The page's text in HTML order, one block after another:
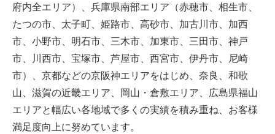
府内全エリア）、兵庫県南部エリア（赤穂市、相生市、
たつの市、太子町、姫路市、高砂市、加古川市、加西
市、小野市、明石市、三木市、加東市、三田市、神戸
市、川西市、宝塚市、芦屋市、西宮市、伊丹市、尼崎
市）、京都などの京阪神エリアをはじめ、奈良、和歌
山、滋賀の近畿エリア、岡山・倉敷エリア、広島県福山
エリアと幅広い各地域で多くの実績を積み重ね、お客様
満足度向上に努めています。